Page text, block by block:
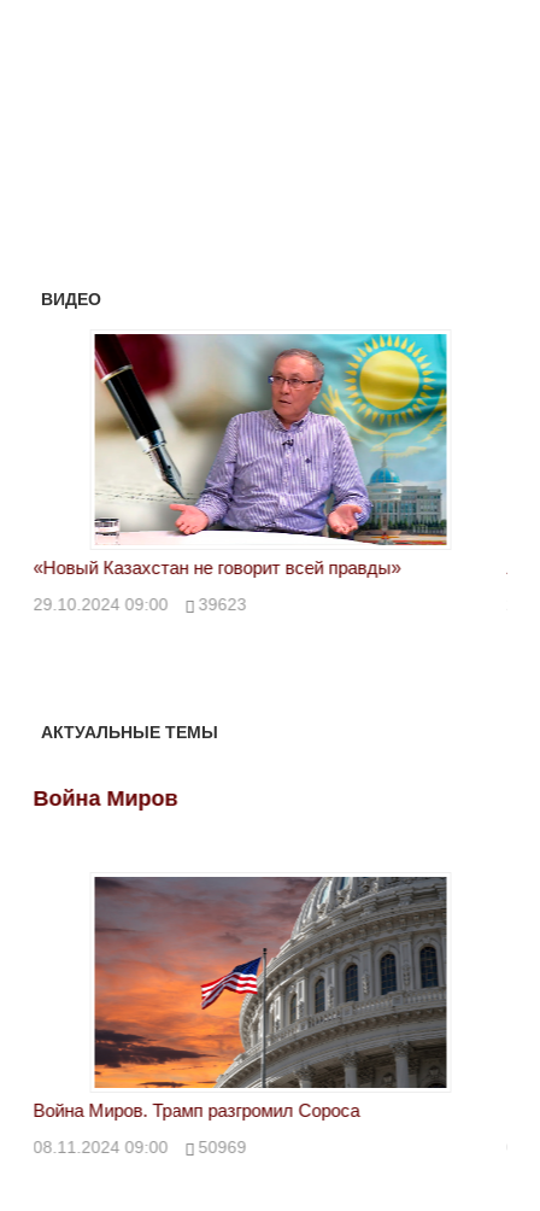
ВИДЕО
«Новый Казахстан не говорит всей правды»
29.10.2024 09:00 39623
АКТУАЛЬНЫЕ ТЕМЫ
Война Миров
Война Миров. Трамп разгромил Сороса
08.11.2024 09:00 50969